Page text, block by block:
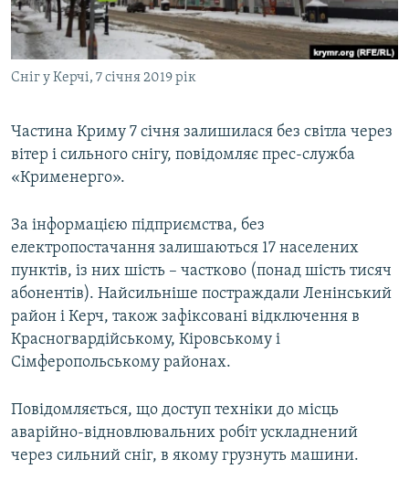
ВІДЕОУРОКИ «ELIFBE»
СВІДЧЕННЯ ОКУПАЦІЇ
УКРАЇНСЬКА ПРОБЛЕМА КРИМУ
Русский
Qırımtatar
Сніг у Керчі, 7 січня 2019 рік
Частина Криму 7 січня залишилася без світла через
вітер і сильного снігу, повідомляє прес-служба
«Крименерго».
За інформацією підприємства, без
електропостачання залишаються 17 населених
пунктів, із них шість – частково (понад шість тисяч
абонентів). Найсильніше постраждали Ленінський
район і Керч, також зафіксовані відключення в
Красногвардійському, Кіровському і
Сімферопольському районах.
Повідомляється, що доступ техніки до місць
аварійно-відновлювальних робіт ускладнений
через сильний сніг, в якому грузнуть машини.